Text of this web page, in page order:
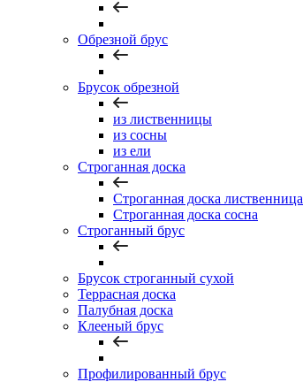
Обрезной брус
Брусок обрезной
из лиственницы
из сосны
из ели
Строганная доска
Строганная доска лиственница
Строганная доска сосна
Строганный брус
Брусок строганный сухой
Террасная доска
Палубная доска
Клееный брус
Профилированный брус